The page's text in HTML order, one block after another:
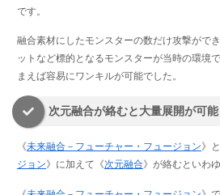
です。
融合素材にしたモンスターの数だけ攻撃がで
ットなど標的となるモンスターが当時の環境
まえば容易にワンキルが可能でした。
次元融合が絡むと大量展開が可能
《未来融合－フューチャー・フュージョン》
ジョン》に加えて《次元融合》が絡むといわ